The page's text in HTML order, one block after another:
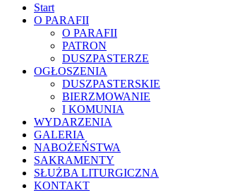
Start
O PARAFII
O PARAFII
PATRON
DUSZPASTERZE
OGŁOSZENIA
DUSZPASTERSKIE
BIERZMOWANIE
I KOMUNIA
WYDARZENIA
GALERIA
NABOŻEŃSTWA
SAKRAMENTY
SŁUŻBA LITURGICZNA
KONTAKT